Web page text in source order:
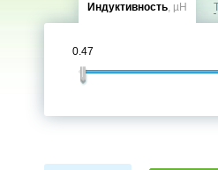
Индуктивность, µH
0.47